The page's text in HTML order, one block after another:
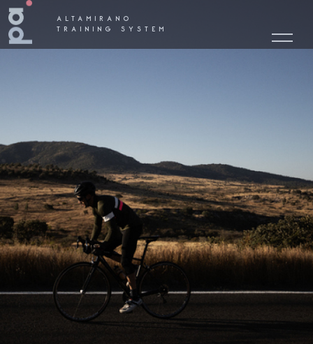
ALTAMIRANO
TRAINING SYSTEM